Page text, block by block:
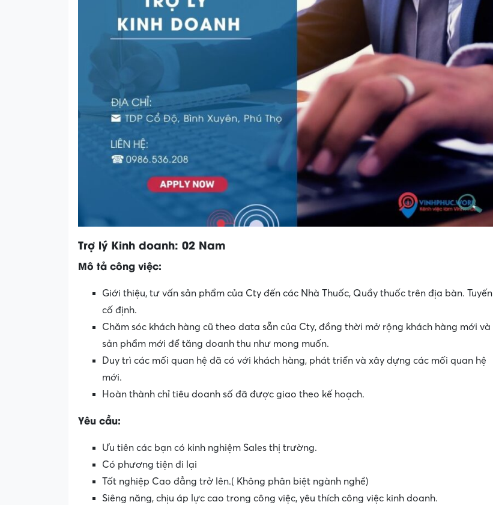
Trợ lý Kinh doanh: 02 Nam
Mô tả công việc:
Giới thiệu, tư vấn sản phẩm của Cty đến các Nhà Thuốc, Quầy thuốc trên địa bàn. Tuyến
cố định.
Chăm sóc khách hàng cũ theo data sẵn của Cty, đồng thời mở rộng khách hàng mới và
sản phẩm mới để tăng doanh thu như mong muốn.
Duy trì các mối quan hệ đã có với khách hàng, phát triển và xây dựng các mối quan hệ
mới.
Hoàn thành chỉ tiêu doanh số đã được giao theo kế hoạch.
Yêu cầu:
Ưu tiên các bạn có kinh nghiệm Sales thị trường.
Có phương tiện đi lại
Tốt nghiệp Cao đẳng trở lên.( Không phân biệt ngành nghề)
Siêng năng, chịu áp lực cao trong công việc, yêu thích công việc kinh doanh.